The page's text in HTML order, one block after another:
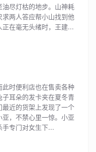
尽灯枯的地步。山神耗
两人答应帮小山找到他
在毫无头绪时，王建...
时便利店也在售卖各种
耳朵的发卡夹在夏冬青
近的货架上发现了一个
，不禁心里一惊。小亚
手专门对女生下...